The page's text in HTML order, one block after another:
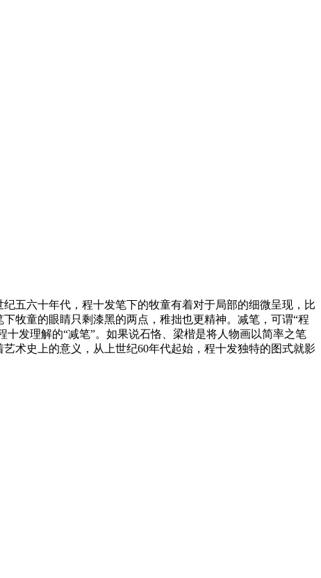
五六十年代，程十发笔下的牧童有着对于局部的细微呈现，比
牧童的眼睛只剩漆黑的两点，稚拙也更精神。减笔，可谓“程
发理解的“减笔”。如果说石恪、梁楷是将人物画以简率之笔
术史上的意义，从上世纪60年代起始，程十发独特的图式就影